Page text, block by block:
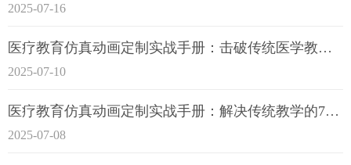
2025-07-16
医疗教育仿真动画定制实战手册：击破传统医学教育7大痛点
2025-07-10
医疗教育仿真动画定制实战手册：解决传统教学的7大痛点
2025-07-08